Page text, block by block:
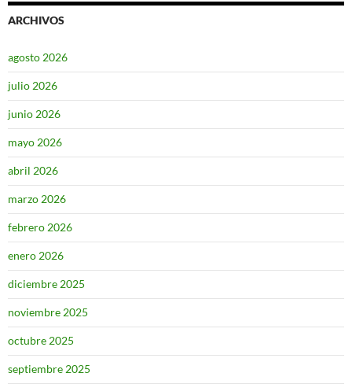
ARCHIVOS
agosto 2026
julio 2026
junio 2026
mayo 2026
abril 2026
marzo 2026
febrero 2026
enero 2026
diciembre 2025
noviembre 2025
octubre 2025
septiembre 2025